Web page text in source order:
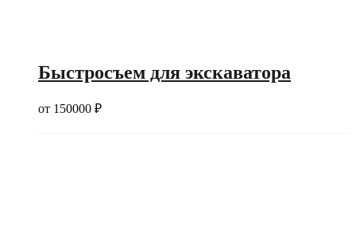
Быстросъем для экскаватора
от 150000 ₽